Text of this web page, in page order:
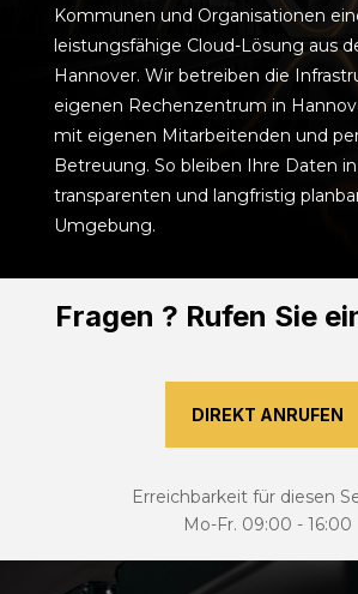
Kommunen und Organisationen
leistungsfähige Cloud-Lösung aus
Hannover. Wir betreiben die
eigenen Rechenzentrum in
mit eigenen Mitarbeitenden und
Betreuung. So bleiben Ihre Daten
transparenten und langfristig
Umgebung.
Fragen ? Rufen Sie
DIREKT ANRUFEN
Erreichbarkeit für diesen
Mo-Fr. 09:00 - 16:00